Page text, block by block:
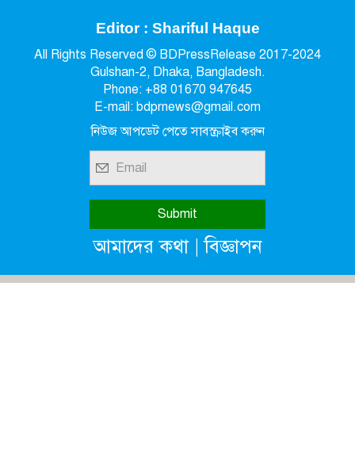
Editor : Shariful Haque
All Rights Reserved © BDPressRelease 2017-2024
Gulshan-2, Dhaka, Bangladesh.
Phone: +88 01670 947645
E-mail: bdprnews@gmail.com
নিউজ আপডেট পেতে সাবস্ক্রাইব করুন
আমাদের কথা|বিজ্ঞাপন